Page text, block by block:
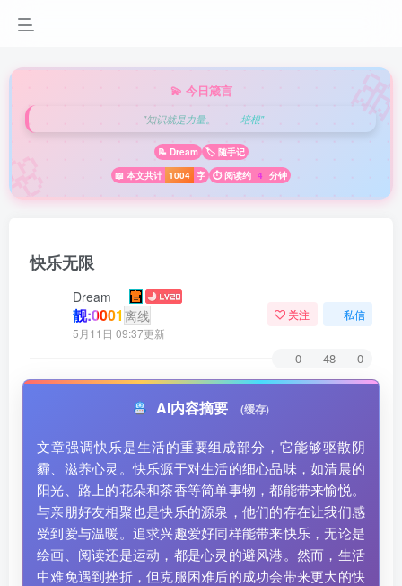
💫 今日箴言
"知识就是力量。 —— 培根"
📝 Dream
🏷️ 随手记
📖 本文共计 1004 字 ⏱️ 阅读约 4 分钟
快乐无限
Dream
靓:0001 离线
5月11日 09:37更新
关注 私信
0 48 0
AI内容摘要 (缓存)
文章强调快乐是生活的重要组成部分，它能够驱散阴
霾、滋养心灵。快乐源于对生活的细心品味，如清晨的
阳光、路上的花朵和茶香等简单事物，都能带来愉悦。
与亲朋好友相聚也是快乐的源泉，他们的存在让我们感
受到爱与温暖。追求兴趣爱好同样能带来快乐，无论是
绘画、阅读还是运动，都是心灵的避风港。然而，生活
中难免遇到挫折，但克服困难后的成功会带来更大的快